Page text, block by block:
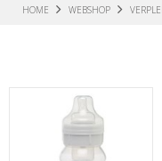
HOME WEBSHOP